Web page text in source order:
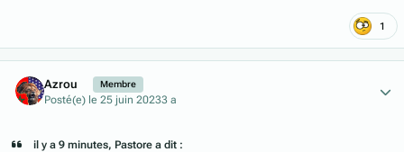
1
Azrou Membre
Posté(e) le 25 juin 20233 a
il y a 9 minutes, Pastore a dit :